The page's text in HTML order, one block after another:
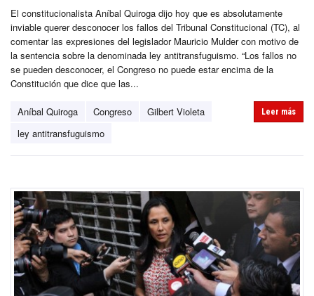
El constitucionalista Aníbal Quiroga dijo hoy que es absolutamente
inviable querer desconocer los fallos del Tribunal Constitucional (TC), al
comentar las expresiones del legislador Mauricio Mulder con motivo de
la sentencia sobre la denominada ley antitransfuguismo. “Los fallos no
se pueden desconocer, el Congreso no puede estar encima de la
Constitución que dice que las...
Aníbal Quiroga Congreso
Gilbert Violeta
ley antitransfuguismo
Leer más